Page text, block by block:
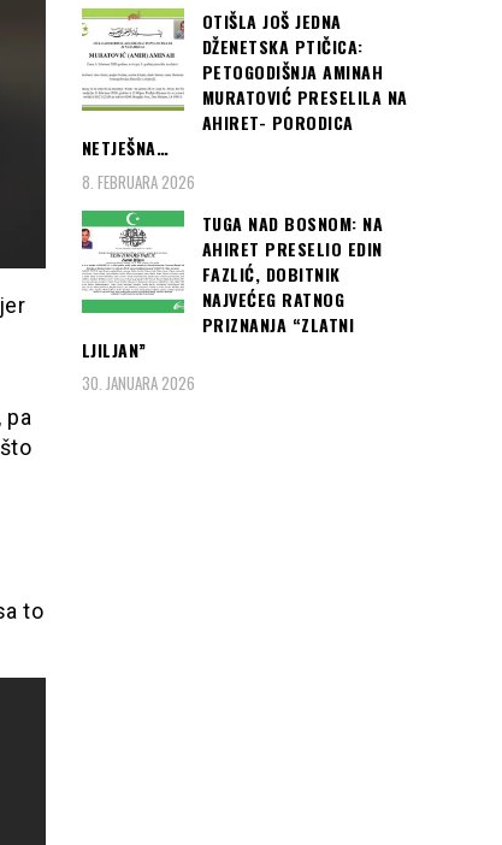
pa
to
OTIŠLA JOŠ JEDNA
DŽENETSKA PTIČICA:
PETOGODIŠNJA AMINAH
MURATOVIĆ PRESELILA NA
AHIRET- PORODICA
NETJEŠNA…
8. FEBRUARA 2026
TUGA NAD BOSNOM: NA
AHIRET PRESELIO EDIN
FAZLIĆ, DOBITNIK
NAJVEĆEG RATNOG
PRIZNANJA “ZLATNI
LJILJAN”
30. JANUARA 2026